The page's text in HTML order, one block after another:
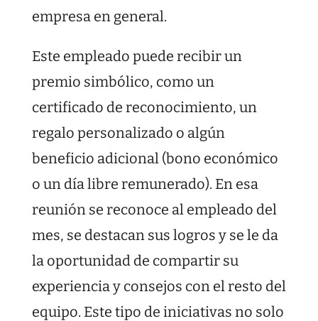
empresa en general.
Este empleado puede recibir un
premio simbólico, como un
certificado de reconocimiento, un
regalo personalizado o algún
beneficio adicional (bono económico
o un día libre remunerado). En esa
reunión se reconoce al empleado del
mes, se destacan sus logros y se le da
la oportunidad de compartir su
experiencia y consejos con el resto del
equipo. Este tipo de iniciativas no solo